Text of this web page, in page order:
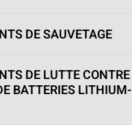
DE SAUVETAGE
DE LUTTE CONTRE
BATTERIES LITHIUM-